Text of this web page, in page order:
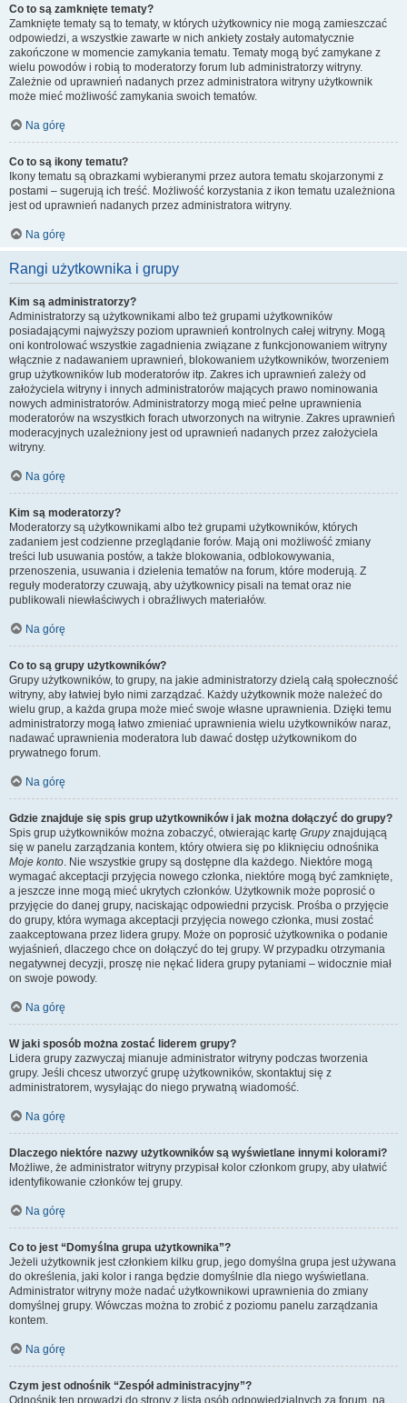
Co to są zamknięte tematy?
Zamknięte tematy są to tematy, w których użytkownicy nie mogą zamieszczać
odpowiedzi, a wszystkie zawarte w nich ankiety zostały automatycznie
zakończone w momencie zamykania tematu. Tematy mogą być zamykane z
wielu powodów i robią to moderatorzy forum lub administratorzy witryny.
Zależnie od uprawnień nadanych przez administratora witryny użytkownik
może mieć możliwość zamykania swoich tematów.
Na górę
Co to są ikony tematu?
Ikony tematu są obrazkami wybieranymi przez autora tematu skojarzonymi z
postami – sugerują ich treść. Możliwość korzystania z ikon tematu uzależniona
jest od uprawnień nadanych przez administratora witryny.
Na górę
Rangi użytkownika i grupy
Kim są administratorzy?
Administratorzy są użytkownikami albo też grupami użytkowników
posiadającymi najwyższy poziom uprawnień kontrolnych całej witryny. Mogą
oni kontrolować wszystkie zagadnienia związane z funkcjonowaniem witryny
włącznie z nadawaniem uprawnień, blokowaniem użytkowników, tworzeniem
grup użytkowników lub moderatorów itp. Zakres ich uprawnień zależy od
założyciela witryny i innych administratorów mających prawo nominowania
nowych administratorów. Administratorzy mogą mieć pełne uprawnienia
moderatorów na wszystkich forach utworzonych na witrynie. Zakres uprawnień
moderacyjnych uzależniony jest od uprawnień nadanych przez założyciela
witryny.
Na górę
Kim są moderatorzy?
Moderatorzy są użytkownikami albo też grupami użytkowników, których
zadaniem jest codzienne przeglądanie forów. Mają oni możliwość zmiany
treści lub usuwania postów, a także blokowania, odblokowywania,
przenoszenia, usuwania i dzielenia tematów na forum, które moderują. Z
reguły moderatorzy czuwają, aby użytkownicy pisali na temat oraz nie
publikowali niewłaściwych i obraźliwych materiałów.
Na górę
Co to są grupy użytkowników?
Grupy użytkowników, to grupy, na jakie administratorzy dzielą całą społeczność
witryny, aby łatwiej było nimi zarządzać. Każdy użytkownik może należeć do
wielu grup, a każda grupa może mieć swoje własne uprawnienia. Dzięki temu
administratorzy mogą łatwo zmieniać uprawnienia wielu użytkowników naraz,
nadawać uprawnienia moderatora lub dawać dostęp użytkownikom do
prywatnego forum.
Na górę
Gdzie znajduje się spis grup użytkowników i jak można dołączyć do grupy?
Spis grup użytkowników można zobaczyć, otwierając kartę Grupyznajdującą
się w panelu zarządzania kontem, który otwiera się po kliknięciu odnośnika
Moje konto. Nie wszystkie grupy są dostępne dla każdego. Niektóre mogą
wymagać akceptacji przyjęcia nowego członka, niektóre mogą być zamknięte,
a jeszcze inne mogą mieć ukrytych członków. Użytkownik może poprosić o
przyjęcie do danej grupy, naciskając odpowiedni przycisk. Prośba o przyjęcie
do grupy, która wymaga akceptacji przyjęcia nowego członka, musi zostać
zaakceptowana przez lidera grupy. Może on poprosić użytkownika o podanie
wyjaśnień, dlaczego chce on dołączyć do tej grupy. W przypadku otrzymania
negatywnej decyzji, proszę nie nękać lidera grupy pytaniami – widocznie miał
on swoje powody.
Na górę
W jaki sposób można zostać liderem grupy?
Lidera grupy zazwyczaj mianuje administrator witryny podczas tworzenia
grupy. Jeśli chcesz utworzyć grupę użytkowników, skontaktuj się z
administratorem, wysyłając do niego prywatną wiadomość.
Na górę
Dlaczego niektóre nazwy użytkowników są wyświetlane innymi kolorami?
Możliwe, że administrator witryny przypisał kolor członkom grupy, aby ułatwić
identyfikowanie członków tej grupy.
Na górę
Co to jest “Domyślna grupa użytkownika”?
Jeżeli użytkownik jest członkiem kilku grup, jego domyślna grupa jest używana
do określenia, jaki kolor i ranga będzie domyślnie dla niego wyświetlana.
Administrator witryny może nadać użytkownikowi uprawnienia do zmiany
domyślnej grupy. Wówczas można to zrobić z poziomu panelu zarządzania
kontem.
Na górę
Czym jest odnośnik “Zespół administracyjny”?
Odnośnik ten prowadzi do strony z listą osób odpowiedzialnych za forum, na